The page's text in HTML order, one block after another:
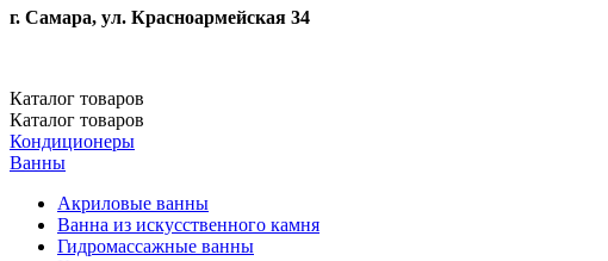
г. Самара, ул. Красноармейская 34
Каталог товаров
Каталог товаров
Кондиционеры
Ванны
Акриловые ванны
Ванна из искусственного камня
Гидромассажные ванны